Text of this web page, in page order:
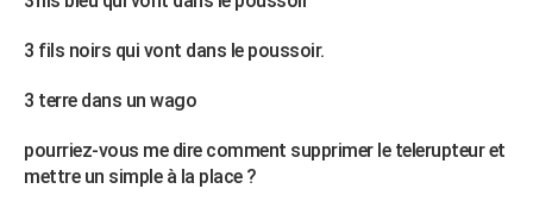
3 fils noirs qui vont dans le poussoir.
3 terre dans un wago
pourriez-vous me dire comment supprimer le telerupteur et
mettre un simple à la place ?